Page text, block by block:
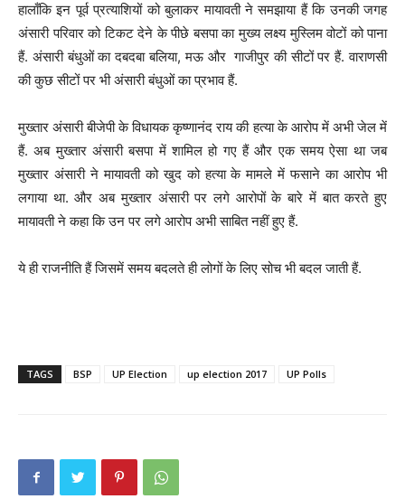
हालाँकि इन पूर्व प्रत्याशियों को बुलाकर मायावती ने समझाया हैं कि उनकी जगह
अंसारी परिवार को टिकट देने के पीछे बसपा का मुख्य लक्ष्य मुस्लिम वोटों को पाना
हैं. अंसारी बंधुओं का दबदबा बलिया, मऊ और गाजीपुर की सीटों पर हैं. वाराणसी
की कुछ सीटों पर भी अंसारी बंधुओं का प्रभाव हैं.
मुख्तार अंसारी बीजेपी के विधायक कृष्णानंद राय की हत्या के आरोप में अभी जेल में
हैं. अब मुख्तार अंसारी बसपा में शामिल हो गए हैं और एक समय ऐसा था जब
मुख्तार अंसारी ने मायावती को खुद को हत्या के मामले में फसाने का आरोप भी
लगाया था. और अब मुख्तार अंसारी पर लगे आरोपों के बारे में बात करते हुए
मायावती ने कहा कि उन पर लगे आरोप अभी साबित नहीं हुए हैं.
ये ही राजनीति हैं जिसमें समय बदलते ही लोगों के लिए सोच भी बदल जाती हैं.
TAGS BSP UP Election up election 2017 UP Polls